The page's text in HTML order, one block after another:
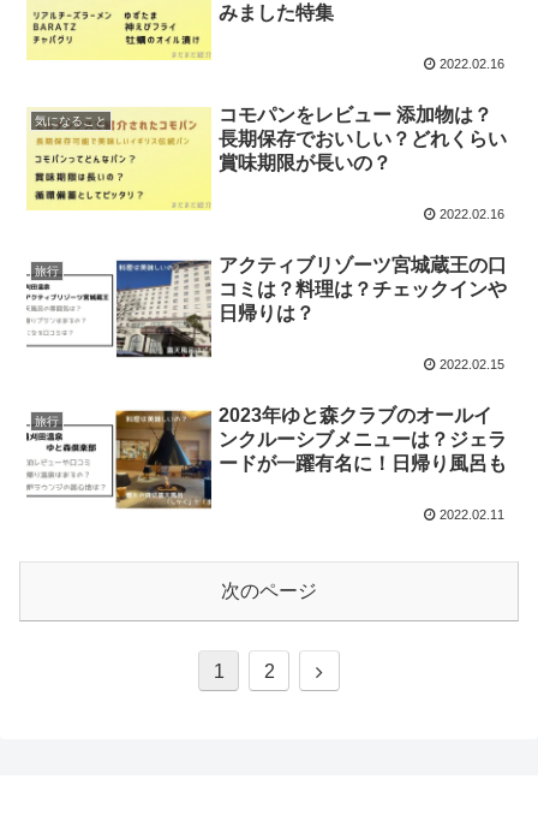
みました特集
2022.02.16
気になること
コモパンをレビュー 添加物は？
長期保存でおいしい？どれくらい
賞味期限が長いの？
2022.02.16
旅行
アクティブリゾーツ宮城蔵王の口
コミは？料理は？チェックインや
日帰りは？
2022.02.15
旅行
2023年ゆと森クラブのオールイ
ンクルーシブメニューは？ジェラ
ードが一躍有名に！日帰り風呂も
2022.02.11
次のページ
1 2
次